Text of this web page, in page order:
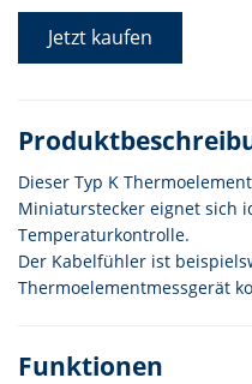
Jetzt kaufen
Dieser Typ K
Miniaturstecker eignet sich
Temperaturkontrolle.
Der Kabelfühler ist
Thermoelementmessgerät
Funktionen